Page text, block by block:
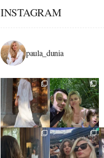
INSTAGRAM
paula_dunia